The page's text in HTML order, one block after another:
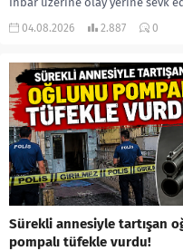
04.08.2026 2.887 0
Sürekli annesiyle tartışan
pompalı tüfekle vurdu!